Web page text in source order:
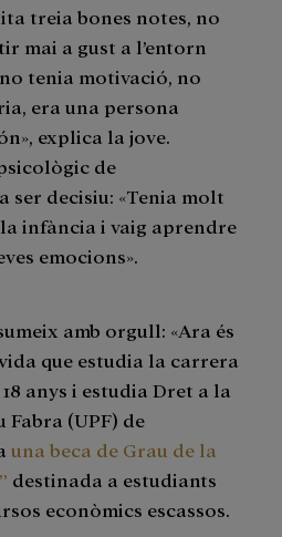
treia bones notes, no
mai a gust a l’entorn
no tenia motivació, no
era una persona
explica la jove.
de
ser decisiu: «Tenia molt
infància i vaig aprendre
emocions».
amb orgull: «Ara és
que estudia la carrera
anys i estudia Dret a la
(UPF) de
una beca de Grau de la
destinada a estudiants
econòmics escassos.